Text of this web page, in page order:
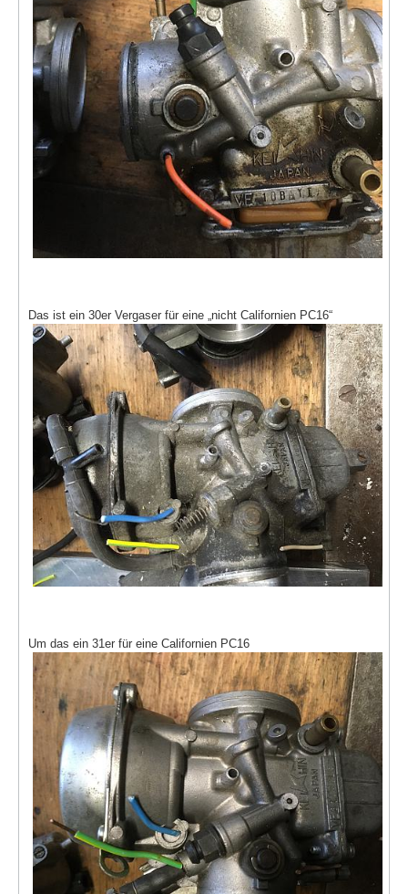
Das ist ein 30er Vergaser für eine „nicht Californien PC16“
Um das ein 31er für eine Californien PC16